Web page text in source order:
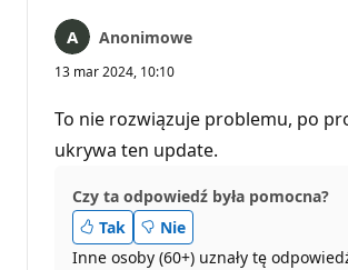
Anonimowe
13 mar 2024, 10:10
To nie rozwiązuje problemu, po
ukrywa ten update.
Czy ta odpowiedź była pomocna?
Tak
Nie
Inne osoby (60+) uznały tę